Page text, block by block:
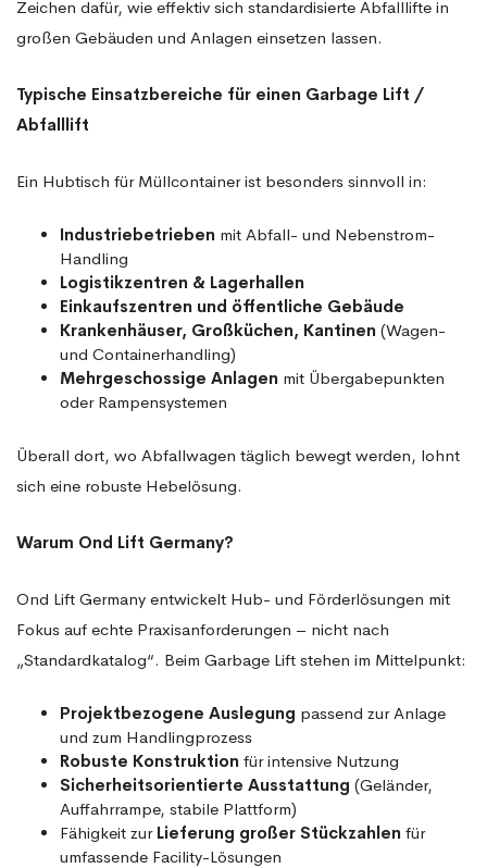
Zeichen dafür, wie effektiv sich standardisierte Abfalllifte in
großen Gebäuden und Anlagen einsetzen lassen.
Typische Einsatzbereiche für einen Garbage Lift /
Abfalllift
Ein Hubtisch für Müllcontainer ist besonders sinnvoll in:
Industriebetrieben mit Abfall- und Nebenstrom-
Handling
Logistikzentren & Lagerhallen
Einkaufszentren und öffentliche Gebäude
Krankenhäuser, Großküchen, Kantinen (Wagen-
und Containerhandling)
Mehrgeschossige Anlagen mit Übergabepunkten
oder Rampensystemen
Überall dort, wo Abfallwagen täglich bewegt werden, lohnt
sich eine robuste Hebelösung.
Warum Ond Lift Germany?
Ond Lift Germany entwickelt Hub- und Förderlösungen mit
Fokus auf echte Praxisanforderungen – nicht nach
„Standardkatalog“. Beim Garbage Lift stehen im Mittelpunkt:
Projektbezogene Auslegung passend zur Anlage
und zum Handlingprozess
Robuste Konstruktion für intensive Nutzung
Sicherheitsorientierte Ausstattung (Geländer,
Auffahrrampe, stabile Plattform)
Fähigkeit zur Lieferung großer Stückzahlen für
umfassende Facility-Lösungen